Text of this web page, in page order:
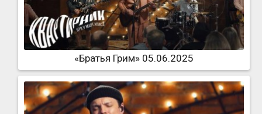
«Братья Грим» 05.06.2025